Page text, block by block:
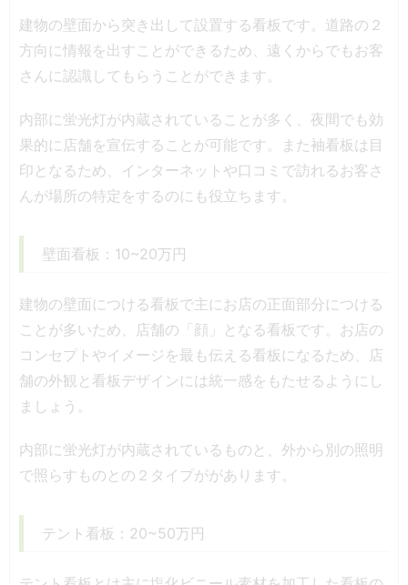
建物の壁面から突き出して設置する看板です。道路の２
方向に情報を出すことができるため、遠くからでもお客
さんに認識してもらうことができます。
内部に蛍光灯が内蔵されていることが多く、夜間でも効
果的に店舗を宣伝することが可能です。また袖看板は目
印となるため、インターネットや口コミで訪れるお客さ
んが場所の特定をするのにも役立ちます。
壁面看板：10~20万円
建物の壁面につける看板で主にお店の正面部分につける
ことが多いため、店舗の「顔」となる看板です。お店の
コンセプトやイメージを最も伝える看板になるため、店
舗の外観と看板デザインには統一感をもたせるようにし
ましょう。
内部に蛍光灯が内蔵されているものと、外から別の照明
で照らすものとの２タイプががあります。
テント看板：20~50万円